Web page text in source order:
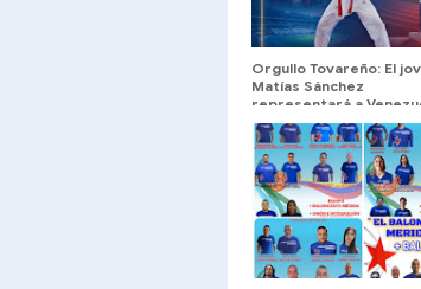
Orgullo Tovareño: El
Matías Sánchez
representará a
el Mundial de Karate en
Polonia